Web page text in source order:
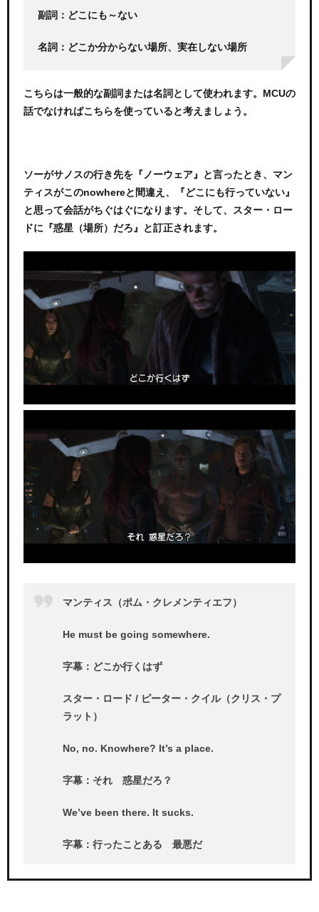
副詞：どこにも～ない
名詞：どこか分からない場所、実在しない場所
こちらは一般的な副詞または名詞として使われます。MCUの
話でなければこちらを使っていると考えましょう。
ソーがサノスの行き先を『ノーウェア』と言ったとき、マン
ティスがこのnowhereと間違え、『どこにも行っていない』
と思って会話がちぐはぐになります。そして、スター・ロー
ドに『惑星（場所）だろ』と訂正されます。
マンティス（ポム・クレメンティエフ）
He must be going somewhere.
字幕：どこか行くはず
スター・ロード / ピーター・クイル（クリス・プ
ラット）
No, no. Knowhere? It’s a place.
字幕：それ 惑星だろ？
We’ve been there. It sucks.
字幕：行ったことある 最悪だ